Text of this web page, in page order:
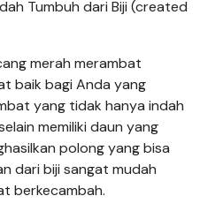
Tumbuh dari Biji (created
merah merambat
baik bagi Anda yang
yang tidak hanya indah
memiliki daun yang
polong yang bisa
dari biji sangat mudah
berkecambah.